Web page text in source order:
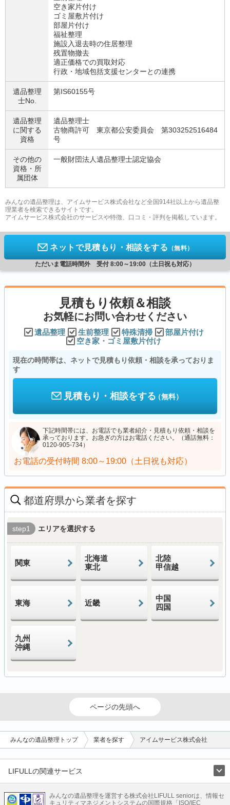
空き家片付け
ゴミ屋敷片付け
部屋片付け
福祉整理
施設入退去時の住居整理
残置物撤去
適正価格での買取対応
行政・地域包括支援センターとの連携
遺品整理
士No.
第IS60155号
遺品整理
に関する
資格
遺品整理士
古物商許可 東京都公安委員会 第303252516484
号
その他の
資格・ 所
属団体
一般財団法人遺品整理士認定協会
みんなの遺品整理は、アイムサービス株式会社など全国914社以上から遺品整
理業者を検索できるサイトです。
アイムサービス株式会社のサービスや特徴、口コミ・評判を掲載しています。
ネットで見積もり・相談をする （無料）
ただいま電話時間外 受付 8:00～19:00（土日祝も対応）
見積もり依頼＆相談
お気軽にお問い合わせください
遺品整理 生前整理 特殊清掃
部屋片付け
空き家・ゴミ屋敷片付け
現在の時間帯は、ネットで見積もり依頼・相談を承っておりま
す
見積もり・相談をする（無料）
下記時間帯には、お電話でも業者紹介・見積もり依頼・相談を
承っております。お急ぎの方はお電話ください。（通話無料：
0120-905-734）
お電話の受付時間 8:00～19:00（土日祝も対応）
都道府県から業者を探す
step1 エリアを選択する
関東
北海道
東北
北陸
甲信越
東海 近畿
中国
四国
九州
沖縄
ページの先頭へ
みんなの遺品整理トップ 業者を探す アイムサービス株式会社
LIFULLの関連サービス
不動産・住宅
引越し 老人ホーム 地方創生 ママの就労支援
みんなの遺品整理を運営する株式会社LIFULL seniorは、情報セ
キュリティマネジメントシステムの国際規格「ISO/IEC